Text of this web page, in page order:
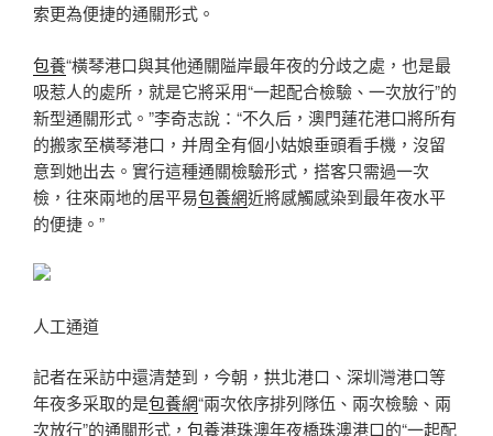
索更為便捷的通關形式。
包養“橫琴港口與其他通關隘岸最年夜的分歧之處，也是最
吸惹人的處所，就是它將采用“一起配合檢驗、一次放行”的
新型通關形式。”李奇志說：“不久后，澳門蓮花港口將所有
的搬家至橫琴港口，并周全有個小姑娘垂頭看手機，沒留
意到她出去。實行這種通關檢驗形式，搭客只需過一次
檢，往來兩地的居平易包養網近將感觸感染到最年夜水平
的便捷。”
人工通道
記者在采訪中還清楚到，今朝，拱北港口、深圳灣港口等
年夜多采取的是包養網“兩次依序排列隊伍、兩次檢驗、兩
次放行”的通關形式， 包養港珠澳年夜橋珠澳港口的“一起配